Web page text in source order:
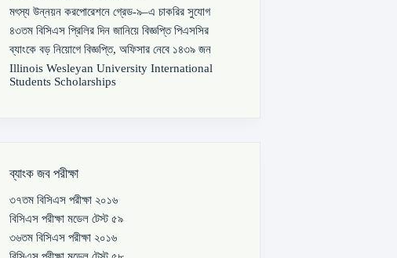
মৎস্য উন্নয়ন করপোরেশনে গ্রেড-৯–এ চাকরির সুযোগ
৪৩তম বিসিএস প্রিলির দিন জানিয়ে বিজ্ঞপ্তি পিএসসির
ব্যাংকে বড় নিয়োগে বিজ্ঞপ্তি, অফিসার নেবে ১৪৩৯ জন
Illinois Wesleyan University International
Students Scholarships
ব্যাংক জব পরীক্ষা
৩৭তম বিসিএস পরীক্ষা ২০১৬
বিসিএস পরীক্ষা মডেল টেস্ট ৫৯
৩৬তম বিসিএস পরীক্ষা ২০১৬